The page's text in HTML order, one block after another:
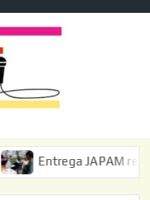
Entrega JAPAM